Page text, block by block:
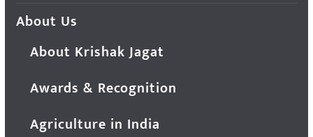
About Us
About Krishak Jagat
Awards & Recognition
Agriculture in India